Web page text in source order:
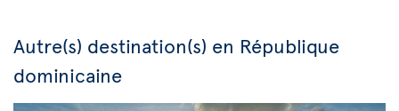
Autre(s) destination(s) en République
dominicaine